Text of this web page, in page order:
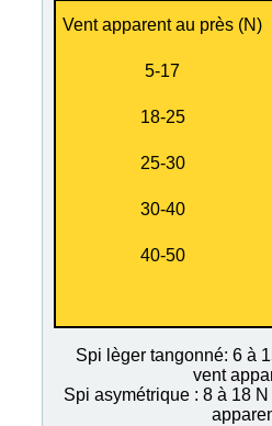
Vent apparent au près (N)
5-17
18-25
25-30
30-40
40-50
Spi lèger tangonné: 6 à
vent
Spi asymétrique : 8 à 18